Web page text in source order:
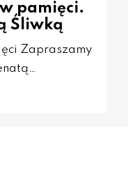
pamięci.
Śliwką
Zapraszamy